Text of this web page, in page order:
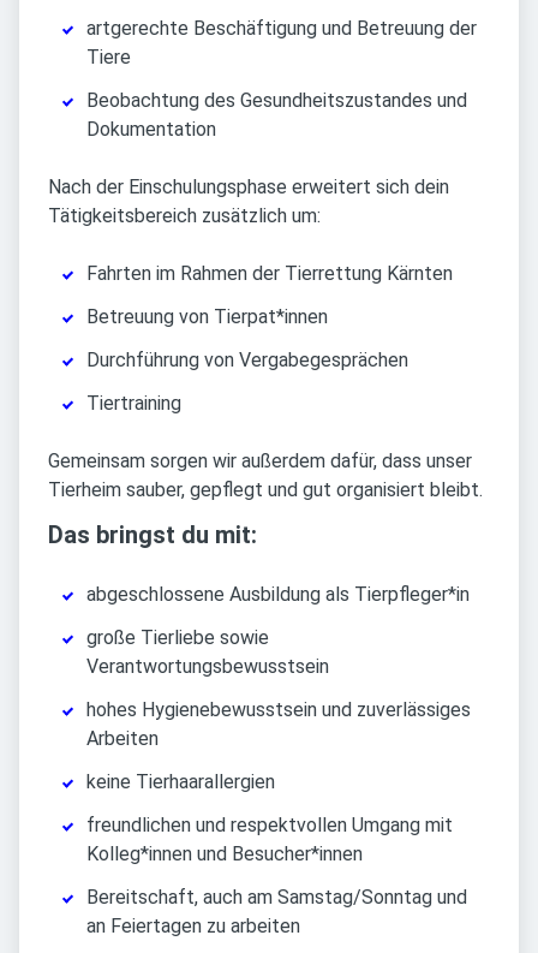
artgerechte Beschäftigung und Betreuung der
Tiere
Beobachtung des Gesundheitszustandes und
Dokumentation
Nach der Einschulungsphase erweitert sich dein
Tätigkeitsbereich zusätzlich um:
Fahrten im Rahmen der Tierrettung Kärnten
Betreuung von Tierpat*innen
Durchführung von Vergabegesprächen
Tiertraining
Gemeinsam sorgen wir außerdem dafür, dass unser
Tierheim sauber, gepflegt und gut organisiert bleibt.
Das bringst du mit:
abgeschlossene Ausbildung als Tierpfleger*in
große Tierliebe sowie
Verantwortungsbewusstsein
hohes Hygienebewusstsein und zuverlässiges
Arbeiten
keine Tierhaarallergien
freundlichen und respektvollen Umgang mit
Kolleg*innen und Besucher*innen
Bereitschaft, auch am Samstag/Sonntag und
an Feiertagen zu arbeiten